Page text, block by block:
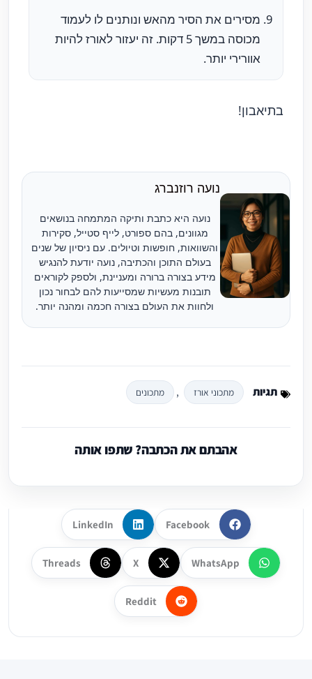
מסירים את הסיר מהאש ונותנים לו לעמוד
מכוסה במשך 5 דקות. זה יעזור לאורז להיות
אוורירי יותר.
בתיאבון!
נועה רוזנברג
נועה היא כתבת ותיקה המתמחה בנושאים
מגוונים, בהם ספורט, לייף סטייל, סקירות
והשוואות, חופשות וטיולים. עם ניסיון של שנים
בעולם התוכן והכתיבה, נועה יודעת להנגיש
מידע בצורה ברורה ומעניינת, ולספק לקוראים
תובנות מעשיות שמסייעות להם לבחור נכון
ולחוות את העולם בצורה חכמה ומהנה יותר.
תגיות מתכוני אורז , מתכונים
אהבתם את הכתבה? שתפו אותה
Facebook
LinkedIn
WhatsApp
X
Threads
Reddit